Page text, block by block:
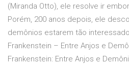
(Miranda Otto), ele resolve ir
Porém, 200 anos depois, ele
demônios estarem tão
Frankenstein – Entre Anjos e
Frankenstein: Entre Anjos e